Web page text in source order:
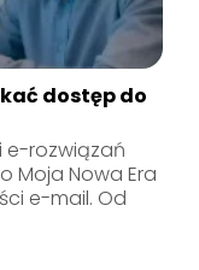
dostęp do
e-rozwiązań
Moja Nowa Era
e-mail. Od